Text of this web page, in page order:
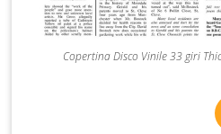
Copertina Disco Vinile 33 giri